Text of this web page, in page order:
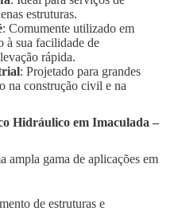
estruturas.
: Comumente utilizado em
à sua facilidade de
rápida.
: Projetado para grandes
na construção civil e na
Hidráulico em Imaculada –
ampla gama de aplicações em
de estruturas e